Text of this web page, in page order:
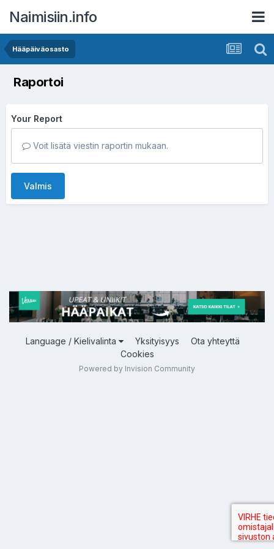
Naimisiin.info
Hääpäiväosasto
Raportoi
Your Report
Voit lisätä viestin raportin mukaan.
Valmis
Language / Kielivalinta Yksityisyys
Ota yhteyttä
Cookies
Powered by Invision Community